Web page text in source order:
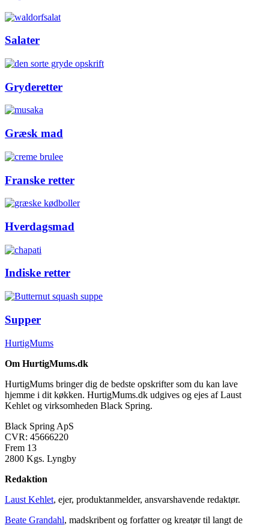
Salater
Gryderetter
Græsk mad
Franske retter
Hverdagsmad
Indiske retter
Supper
HurtigMums
Om HurtigMums.dk
HurtigMums bringer dig de bedste opskrifter som du kan lave
hjemme i dit køkken. HurtigMums.dk udgives og ejes af Laust
Kehlet og virksomheden Black Spring.
Black Spring ApS
CVR: 45666220
Frem 13
2800 Kgs. Lyngby
Redaktion
Laust Kehlet, ejer, produktanmelder, ansvarshavende redaktør.
Beate Grandahl, madskribent og forfatter og kreatør til langt de